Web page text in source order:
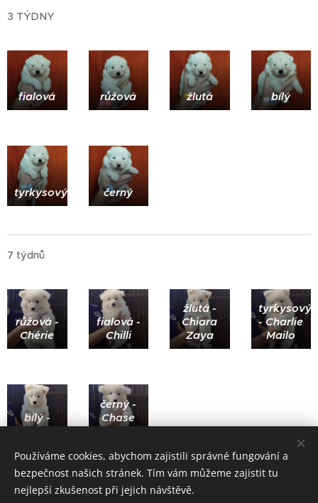
3 TÝDNY
fialová růžová žlutá bílý
tyrkysový černý
7 týdnů
růžová -
Chérie
fialová -
Chilli
žlutá -
Chiara
Zaya
tyrkysový
- Charlie
Mailo
bílý -
Chris
černý -
Chase
Sirius
Používáme cookies, abychom zajistili správné fungování a
bezpečnost našich stránek. Tím vám můžeme zajistit tu
nejlepší zkušenost při jejich návštěvě.